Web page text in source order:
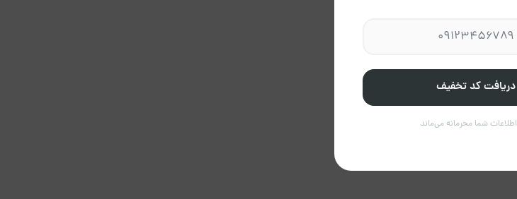
دریافت کد تخفیف
اطلاعات شما محرمانه می‌ماند